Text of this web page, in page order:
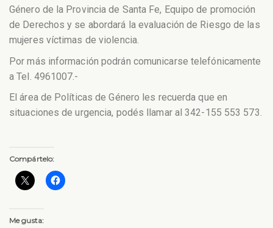
Género de la Provincia de Santa Fe, Equipo de promoción
de Derechos y se abordará la evaluación de Riesgo de las
mujeres víctimas de violencia.
Por más información podrán comunicarse telefónicamente
a Tel. 4961007.-
El área de Políticas de Género les recuerda que en
situaciones de urgencia, podés llamar al 342-155 553 573.
Compártelo:
Me gusta: